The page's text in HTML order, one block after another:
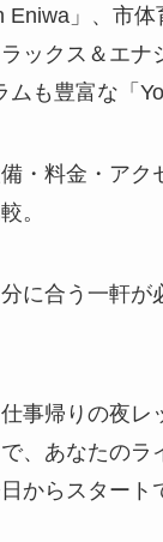
Eniwa」、市
ックス＆エナ
ムも豊富な「
・料金・アク
。
に合う一軒が
事帰りの夜レ
、あなたのラ
からスタート